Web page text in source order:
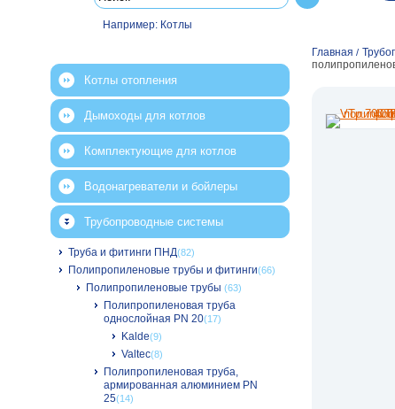
Например: Котлы
Главная /
Котлы отопления
Дымоходы для котлов
Комплектующие для котлов
Водонагреватели и бойлеры
Трубопроводные системы
Труба и фитинги ПНД(82)
Полипропиленовые трубы и фитинги(66)
Полипропиленовые трубы (63)
Полипропиленовая труба
однослойная PN 20(17)
Kalde(9)
Valtec(8)
Полипропиленовая труба,
армированная алюминием PN
25(14)